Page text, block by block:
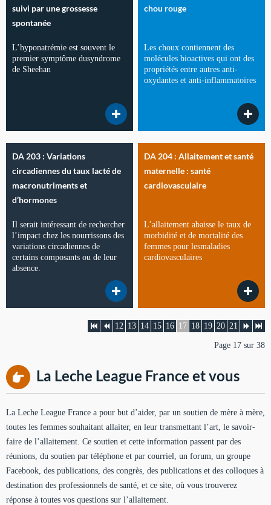
suivi par une grossesse
spontanée
L’hyponatrémie est souvent le
premier symptôme dusyndrome
de Sheehan
chou rouge
Les choux contiennent des
molécules bioactives qui ont des
propriétés entre autres anti-
oxydantes et anti-inflammatoires
DA 203 : Variations
circadiennes du taux lacté de
macronutriments et
d’hormones
Il serait intéressant de rechercher
l’impact chez les nourrissons des
variations circadiennes de
certains composants ou de leur
absence.
DA 204 : Allaitement et santé
maternelle : santé
cardiovasculaire
L’allaitement abaisse le taux de
morbidité et de mortalité des
femmes pour lesmaladies
cardiovasculaires
12 13 14 15 16 17 18 19 20 21
Page 17 sur 38
La Leche League France et vous
La Leche League France a pour but d’aider, par un soutien de mère à mère,
toutes les femmes souhaitant allaiter, en leur transmettant l’art, le savoir-
faire de l’allaitement. Ce soutien et cette information passent par des
réunions, du soutien par téléphone et par courriel, un forum, un groupe
Facebook, des publications, des congrès, des publications et des colloques à
destination des professionnels de santé, et ce site, où vous trouverez
réponse à toutes vos questions sur l’allaitement.